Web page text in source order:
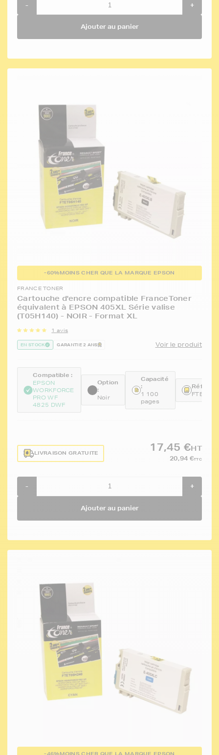
- +
Ajouter au panier
-60%MOINS CHER QUE LA MARQUE EPSON
FRANCE TONER
Cartouche d'encre compatible FranceToner
équivalent à EPSON 405XL Série valise
(T05H140) - NOIR - Format XL
1 avis
EN STOCK GARANTIE 2 ANS Voir le produit
Compatible :
EPSON
WORKFORCE
PRO WF
4825 DWF
Option
:
Noir
Capacité
:
1 100
pages
LIVRAISON GRATUITE
17,45 €HT
20,94 €TTC
- +
Ajouter au panier